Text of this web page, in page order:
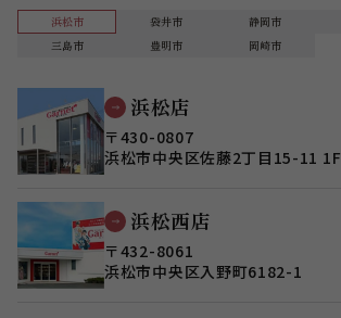
浜松市 袋井市 静岡市
三島市
豊明市 岡崎市
浜松店
〒430-0807
浜松市中央区佐藤2丁目15-11 1F
浜松西店
〒432-8061
浜松市中央区入野町6182-1